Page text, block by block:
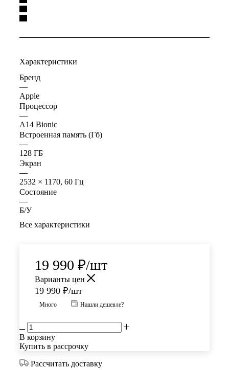
Характеристики
Бренд
—
Apple
Процессор
—
A14 Bionic
Встроенная память (Гб)
—
128 ГБ
Экран
—
2532 × 1170, 60 Гц
Состояние
—
Б/У
Все характеристики
19 990 ₽/шт
Варианты цен
19 990 ₽/шт
Много Нашли дешевле?
В корзину
Купить в рассрочку
Рассчитать доставку